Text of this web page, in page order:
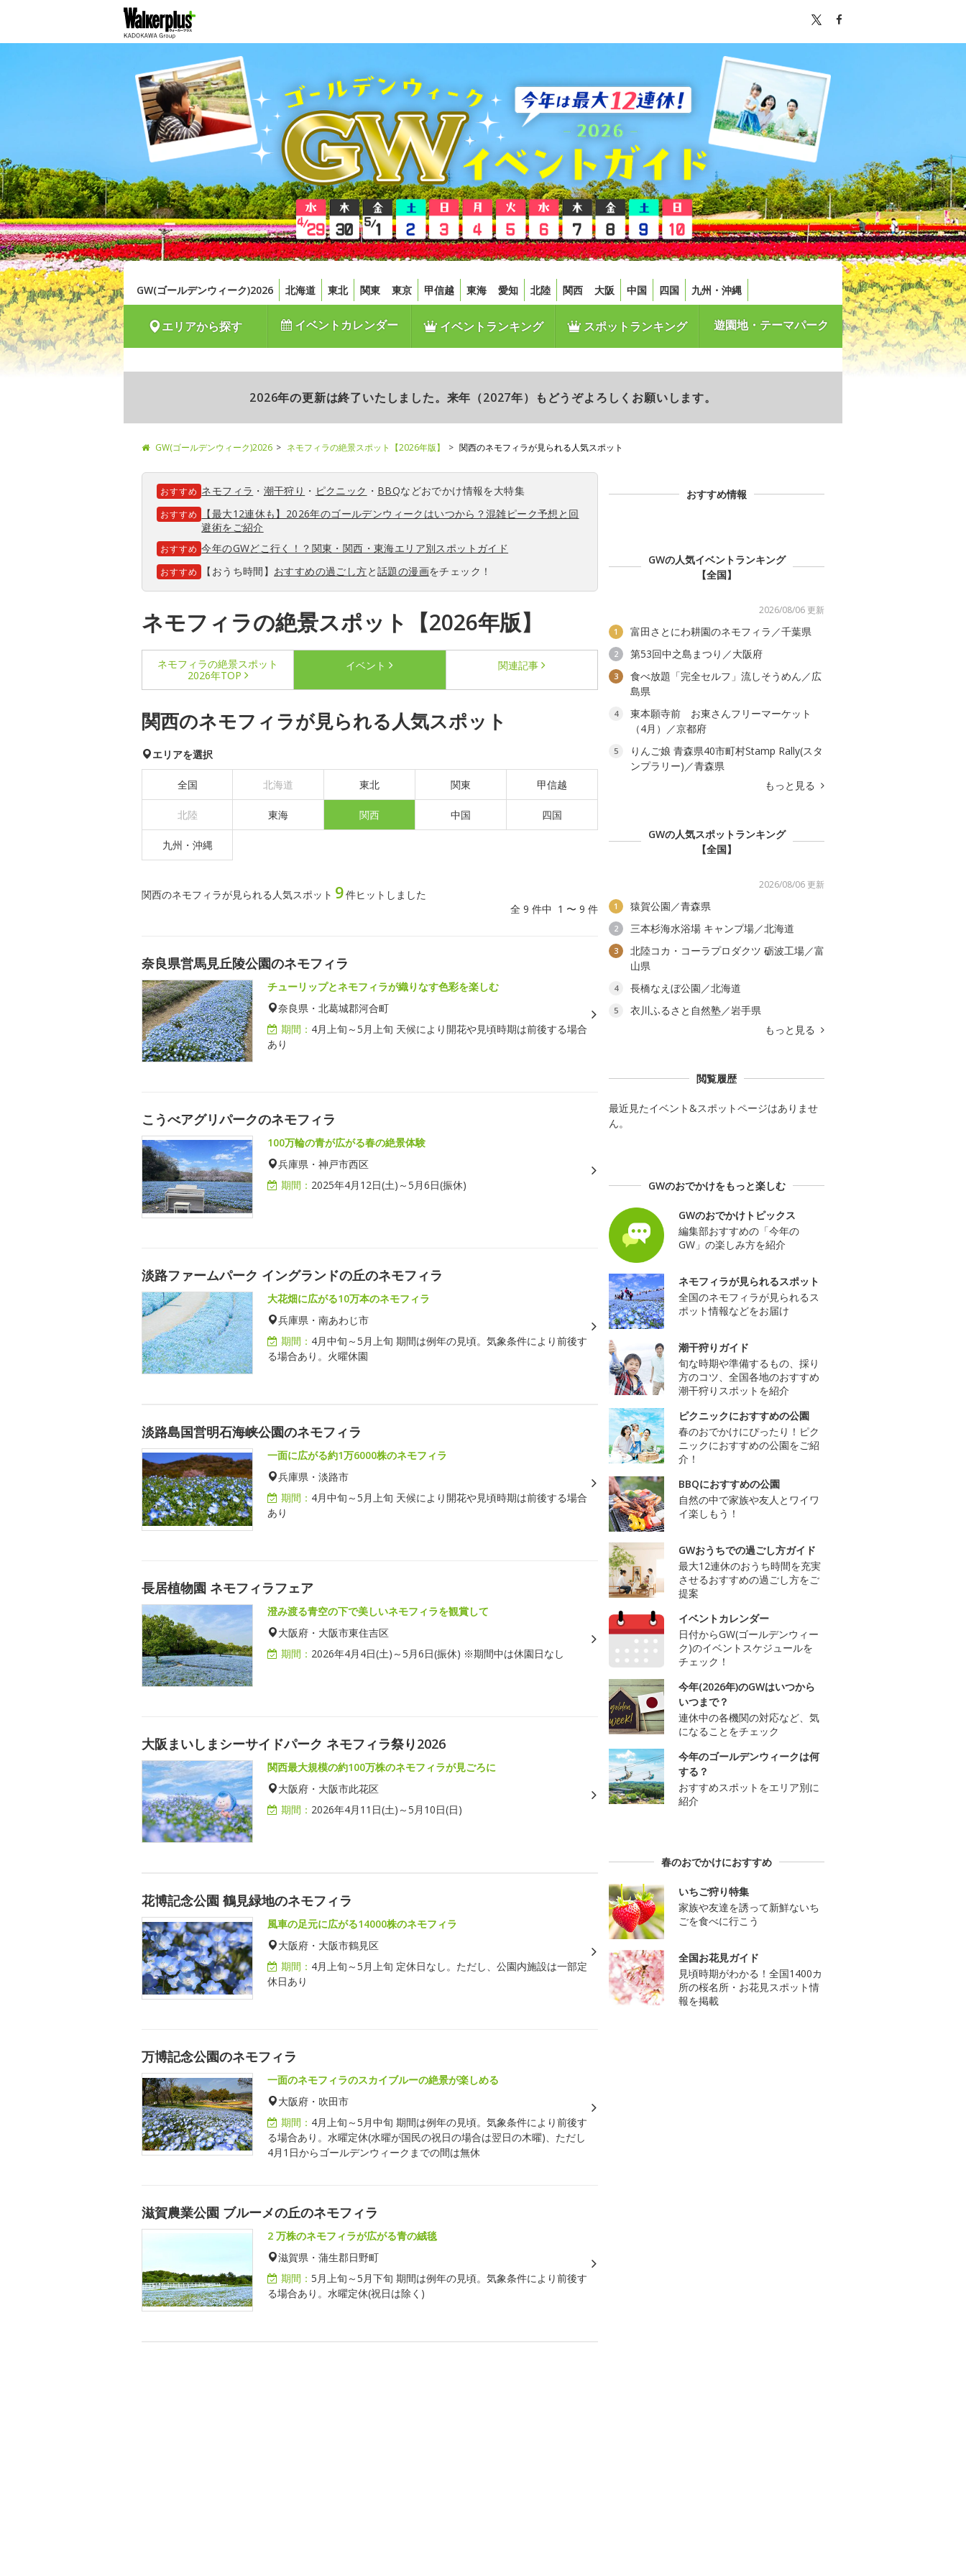
GW(ゴールデンウィーク)2026 北海道 東北 関東 東京 甲信越 東海 愛知 北陸 関西 大阪 中国 四国 九州・沖縄
エリアから探す イベントカレンダー イベントランキング スポットランキング 遊園地・テーマパーク
2026年の更新は終了いたしました。来年（2027年）もどうぞよろしくお願いします。
GW(ゴールデンウィーク)2026 ネモフィラの絶景スポット【2026年版】 関西のネモフィラが見られる人気スポット
おすすめ ネモフィラ ・ 潮干狩り ・ ピクニック ・ BBQなどおでかけ情報を大特集
おすすめ
【最大12連休も】2026年のゴールデンウィークはいつから？混雑ピーク予想と回
避術をご紹介
おすすめ 今年のGWどこ行く！？関東・関西・東海エリア別スポットガイド
おすすめ 【おうち時間】 おすすめの過ごし方と話題の漫画をチェック！
ネモフィラの絶景スポット【2026年版】
ネモフィラの絶景スポット
2026年TOP
イベント 関連記事
関西のネモフィラが見られる人気スポット
エリアを選択
全国 北海道 東北 関東 甲信越
北陸 東海 関西 中国 四国
九州・沖縄
関西のネモフィラが見られる人気スポット 9件ヒットしました
全 9 件中 1 〜 9 件
奈良県営馬見丘陵公園のネモフィラ
チューリップとネモフィラが織りなす色彩を楽しむ
奈良県・北葛城郡河合町
期間： 4月上旬～5月上旬 天候により開花や見頃時期は前後する場合
あり
こうべアグリパークのネモフィラ
100万輪の青が広がる春の絶景体験
兵庫県・神戸市西区
期間： 2025年4月12日(土)～5月6日(振休)
淡路ファームパーク イングランドの丘のネモフィラ
大花畑に広がる10万本のネモフィラ
兵庫県・南あわじ市
期間： 4月中旬～5月上旬 期間は例年の見頃。気象条件により前後す
る場合あり。火曜休園
淡路島国営明石海峡公園のネモフィラ
一面に広がる約1万6000株のネモフィラ
兵庫県・淡路市
期間： 4月中旬～5月上旬 天候により開花や見頃時期は前後する場合
あり
長居植物園 ネモフィラフェア
澄み渡る青空の下で美しいネモフィラを観賞して
大阪府・大阪市東住吉区
期間： 2026年4月4日(土)～5月6日(振休) ※期間中は休園日なし
大阪まいしまシーサイドパーク ネモフィラ祭り2026
関西最大規模の約100万株のネモフィラが見ごろに
大阪府・大阪市此花区
期間： 2026年4月11日(土)～5月10日(日)
花博記念公園 鶴見緑地のネモフィラ
風車の足元に広がる14000株のネモフィラ
大阪府・大阪市鶴見区
期間： 4月上旬～5月上旬 定休日なし。ただし、公園内施設は一部定
休日あり
万博記念公園のネモフィラ
一面のネモフィラのスカイブルーの絶景が楽しめる
大阪府・吹田市
期間： 4月上旬～5月中旬 期間は例年の見頃。気象条件により前後す
る場合あり。水曜定休(水曜が国民の祝日の場合は翌日の木曜)、ただし
4月1日からゴールデンウィークまでの間は無休
滋賀農業公園 ブルーメの丘のネモフィラ
2 万株のネモフィラが広がる青の絨毯
滋賀県・蒲生郡日野町
期間： 5月上旬～5月下旬 期間は例年の見頃。気象条件により前後す
る場合あり。水曜定休(祝日は除く)
おすすめ情報
GWの人気イベントランキング
【全国】
2026/08/06 更新
1 富田さとにわ耕園のネモフィラ／千葉県
2 第53回中之島まつり／大阪府
3
食べ放題「完全セルフ」流しそうめん／広
島県
4
東本願寺前 お東さんフリーマーケット
（4月）／京都府
5
りんご娘 青森県40市町村Stamp Rally(スタ
ンプラリー)／青森県
もっと見る
GWの人気スポットランキング
【全国】
2026/08/06 更新
1 猿賀公園／青森県
2 三本杉海水浴場 キャンプ場／北海道
3
北陸コカ・コーラプロダクツ 砺波工場／富
山県
4 長橋なえぼ公園／北海道
5
衣川ふるさと自然塾／岩手県
もっと見る
閲覧履歴
最近見たイベント&スポットページはありませ
ん。
GWのおでかけをもっと楽しむ
GWのおでかけトピックス
編集部おすすめの「今年の
GW」の楽しみ方を紹介
ネモフィラが見られるスポット
全国のネモフィラが見られるス
ポット情報などをお届け
潮干狩りガイド
旬な時期や準備するもの、採り
方のコツ、全国各地のおすすめ
潮干狩りスポットを紹介
ピクニックにおすすめの公園
春のおでかけにぴったり！ピク
ニックにおすすめの公園をご紹
介！
BBQにおすすめの公園
自然の中で家族や友人とワイワ
イ楽しもう！
GWおうちでの過ごし方ガイド
最大12連休のおうち時間を充実
させるおすすめの過ごし方をご
提案
イベントカレンダー
日付からGW(ゴールデンウィー
ク)のイベントスケジュールを
チェック！
今年(2026年)のGWはいつから
いつまで？
連休中の各機関の対応など、気
になることをチェック
今年のゴールデンウィークは何
する？
おすすめスポットをエリア別に
紹介
春のおでかけにおすすめ
いちご狩り特集
家族や友達を誘って新鮮ないち
ごを食べに行こう
全国お花見ガイド
見頃時期がわかる！全国1400カ
所の桜名所・お花見スポット情
報を掲載